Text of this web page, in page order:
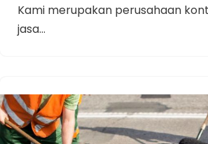
Kami merupakan perusahaan
jasa…